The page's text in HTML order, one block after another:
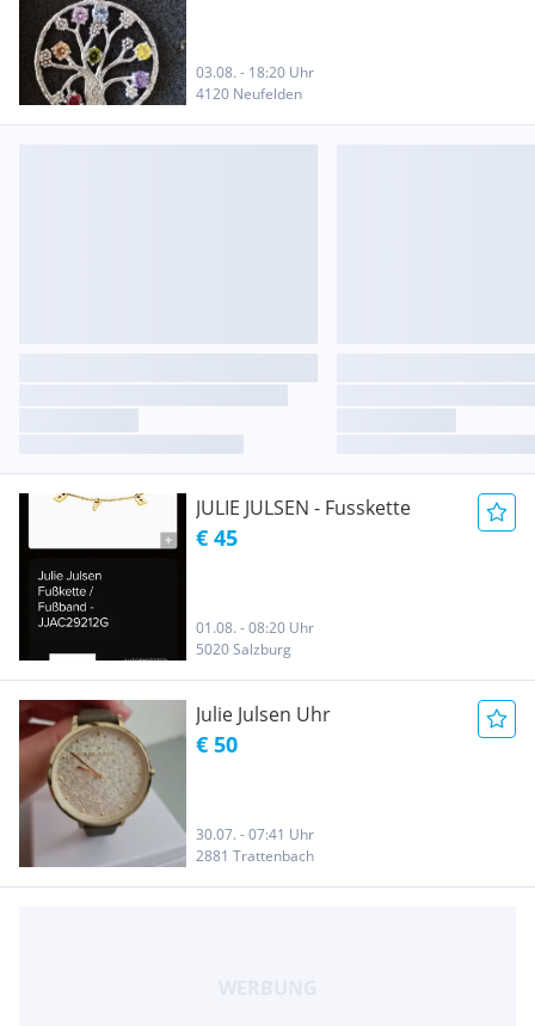
03.08. - 18:20 Uhr
4120 Neufelden
JULIE JULSEN - Fusskette
€ 45
01.08. - 08:20 Uhr
5020 Salzburg
Julie Julsen Uhr
€ 50
30.07. - 07:41 Uhr
2881 Trattenbach